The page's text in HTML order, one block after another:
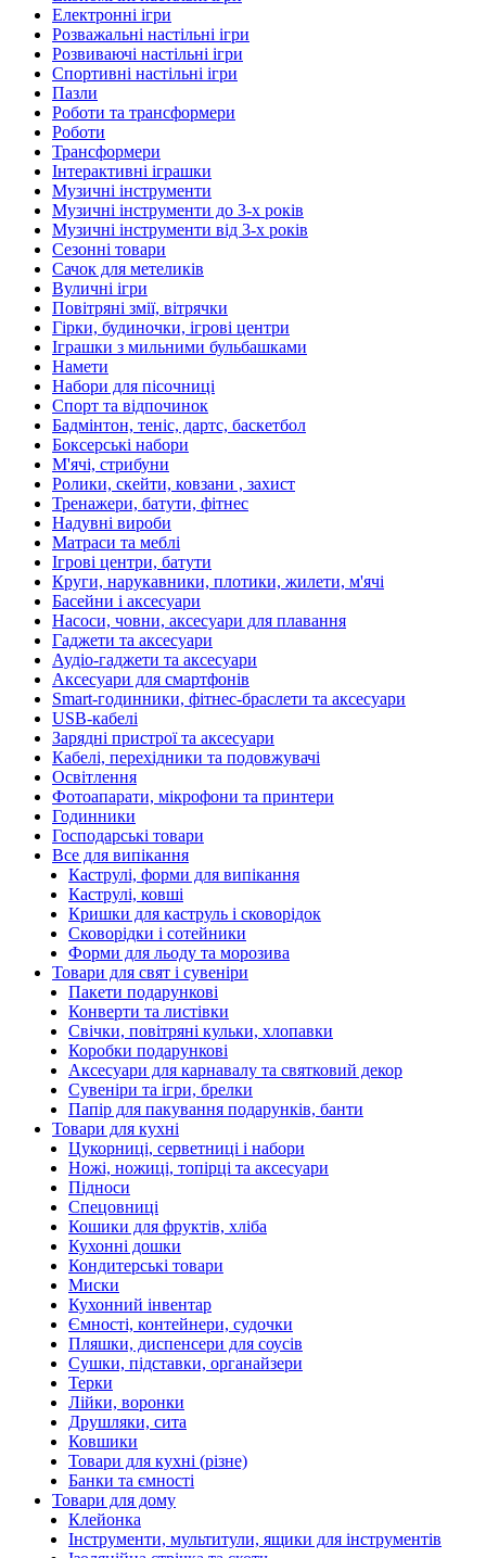
Електронні ігри
Розважальні настільні ігри
Розвиваючі настільні ігри
Спортивні настільні ігри
Пазли
Роботи та трансформери
Роботи
Трансформери
Інтерактивні іграшки
Музичні інструменти
Музичні інструменти до 3-х років
Музичні інструменти від 3-х років
Сезонні товари
Сачок для метеликів
Вуличні ігри
Повітряні змії, вітрячки
Гірки, будиночки, ігрові центри
Іграшки з мильними бульбашками
Намети
Набори для пісочниці
Спорт та відпочинок
Бадмінтон, теніс, дартс, баскетбол
Боксерські набори
М'ячі, стрибуни
Ролики, скейти, ковзани , захист
Тренажери, батути, фітнес
Надувні вироби
Матраси та меблі
Ігрові центри, батути
Круги, нарукавники, плотики, жилети, м'ячі
Басейни і аксесуари
Насоси, човни, аксесуари для плавання
Гаджети та аксесуари
Аудіо-гаджети та аксесуари
Аксесуари для смартфонів
Smart-годинники, фітнес-браслети та аксесуари
USB-кабелі
Зарядні пристрої та аксесуари
Кабелі, перехідники та подовжувачі
Освітлення
Фотоапарати, мікрофони та принтери
Годинники
Господарські товари
Все для випікання
Каструлі, форми для випікання
Каструлі, ковші
Кришки для каструль і сковорідок
Сковорідки і сотейники
Форми для льоду та морозива
Товари для свят і сувеніри
Пакети подарункові
Конверти та листівки
Свічки, повітряні кульки, хлопавки
Коробки подарункові
Аксесуари для карнавалу та святковий декор
Сувеніри та ігри, брелки
Папір для пакування подарунків, банти
Товари для кухні
Цукорниці, серветниці і набори
Ножі, ножиці, топірці та аксесуари
Підноси
Спецовниці
Кошики для фруктів, хліба
Кухонні дошки
Кондитерські товари
Миски
Кухонний інвентар
Ємності, контейнери, судочки
Пляшки, диспенсери для соусів
Сушки, підставки, органайзери
Терки
Лійки, воронки
Друшляки, сита
Ковшики
Товари для кухні (різне)
Банки та ємності
Товари для дому
Клейонка
Інструменти, мультитули, ящики для інструментів